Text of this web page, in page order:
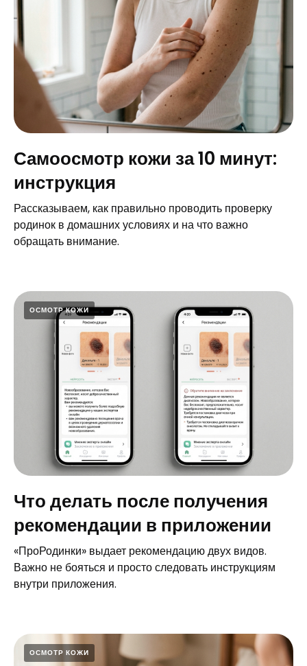
Самоосмотр кожи за 10 минут:
инструкция
Рассказываем, как правильно проводить проверку
родинок в домашних условиях и на что важно
обращать внимание.
ОСМОТР КОЖИ
Что делать после получения
рекомендации в приложении
«ПроРодинки» выдает рекомендацию двух видов.
Важно не бояться и просто следовать инструкциям
внутри приложения.
ОСМОТР КОЖИ